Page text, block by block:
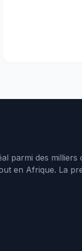
parmi des
en Afrique. La